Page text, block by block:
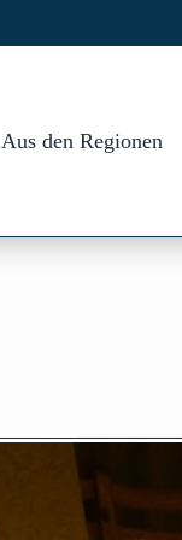
Aus den Regionen